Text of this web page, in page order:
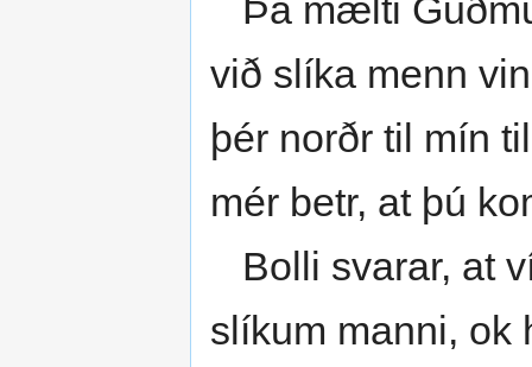
Þá mælti
við slíka menn
þér norðr til mín
mér betr, at þú
Bolli svarar, at
slíkum manni, ok